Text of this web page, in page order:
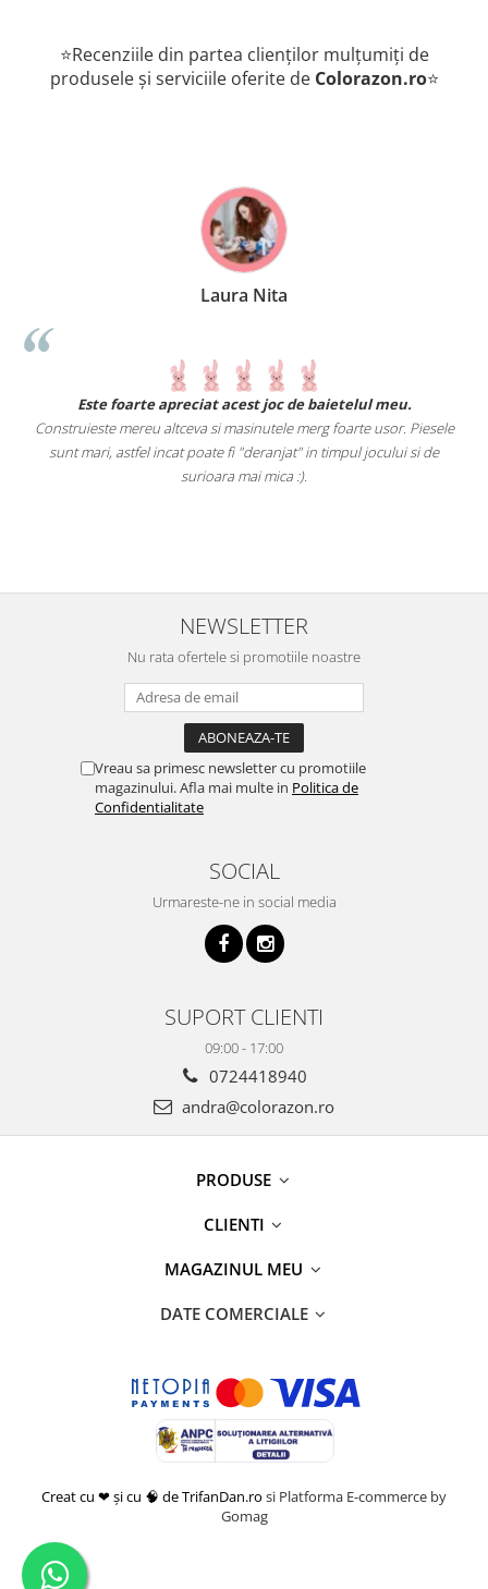
⭐Recenziile din partea clienților mulțumiți de
produsele și serviciile oferite de Colorazon.ro⭐
Laura Nita
Este foarte apreciat acest joc de baietelul meu.
Construieste mereu altceva si masinutele merg foarte usor. Piesele
sunt mari, astfel incat poate fi "deranjat" in timpul jocului si de
surioara mai mica :).
NEWSLETTER
Nu rata ofertele si promotiile noastre
Vreau sa primesc newsletter cu promotiile
magazinului. Afla mai multe in Politica de
Confidentialitate
SOCIAL
Urmareste-ne in social media
SUPORT CLIENTI
09:00 - 17:00
0724418940
andra@colorazon.ro
PRODUSE
CLIENTI
MAGAZINUL MEU
DATE COMERCIALE
Creat cu ❤ și cu 🧠 de TrifanDan.ro si Platforma E-commerce by
Gomag